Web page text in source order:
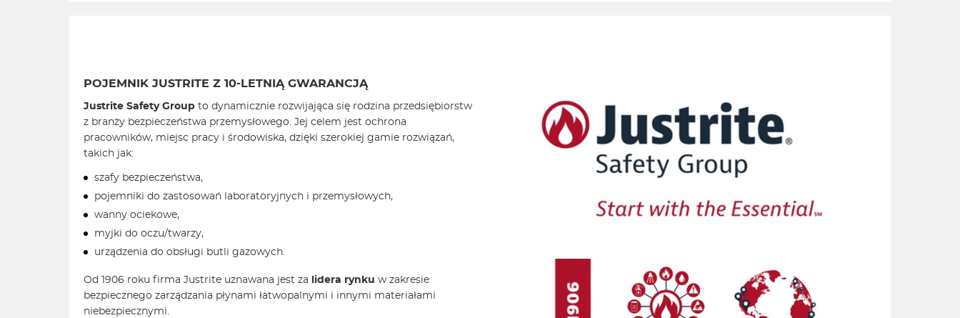
POJEMNIK JUSTRITE Z 10-LETNIĄ GWARANCJĄ
Justrite Safety Group to dynamicznie rozwijająca się rodzina przedsiębiorstw
z branży bezpieczeństwa przemysłowego. Jej celem jest ochrona
pracowników, miejsc pracy i środowiska, dzięki szerokiej gamie rozwiązań,
takich jak:
szafy bezpieczeństwa,
pojemniki do zastosowań laboratoryjnych i przemysłowych,
wanny ociekowe,
myjki do oczu/twarzy,
urządzenia do obsługi butli gazowych.
Od 1906 roku firma Justrite uznawana jest za lidera rynku w zakresie
bezpiecznego zarządzania płynami łatwopalnymi i innymi materiałami
niebezpiecznymi.